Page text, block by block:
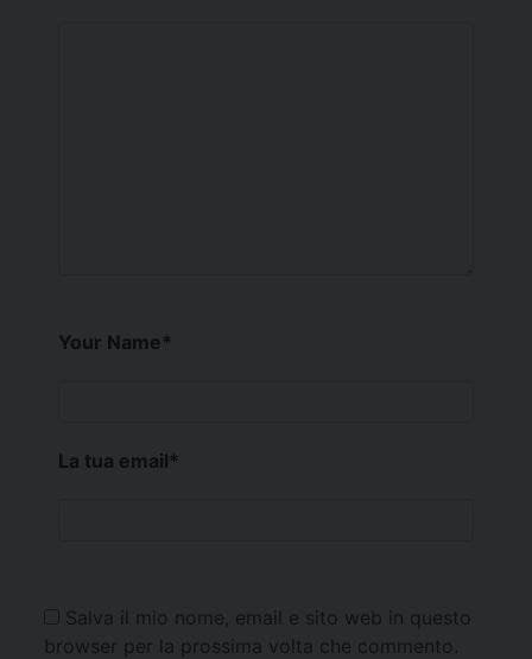
Your Name*
La tua email*
Salva il mio nome, email e sito web in questo
browser per la prossima volta che commento.